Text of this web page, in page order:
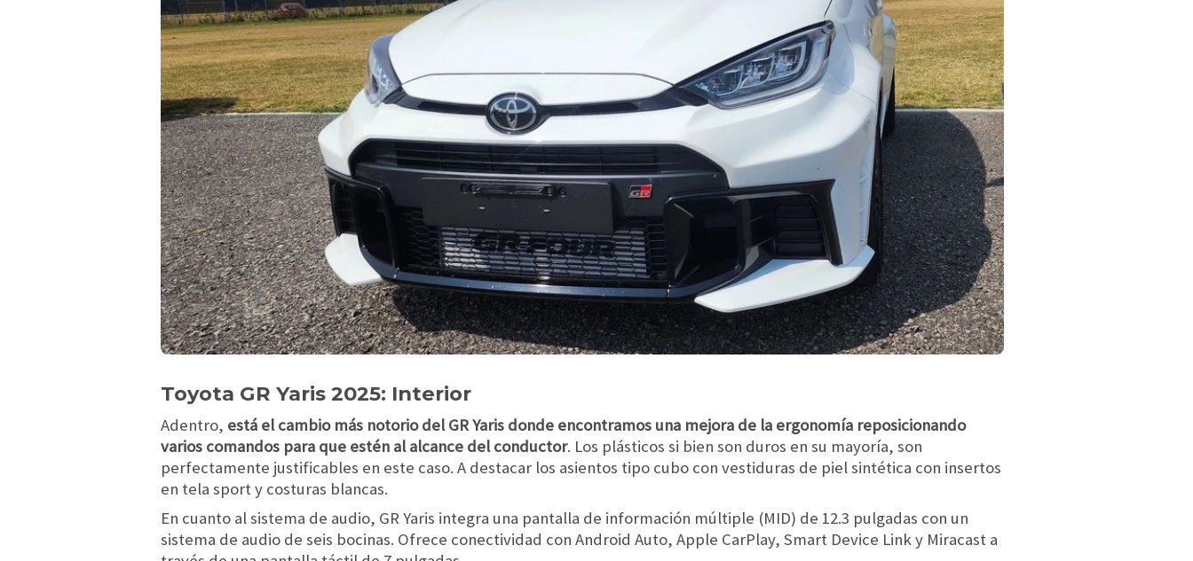
Toyota GR Yaris 2025: Interior
Adentro, está el cambio más notorio del GR Yaris donde encontramos una mejora de la ergonomía reposicionando
varios comandos para que estén al alcance del conductor. Los plásticos si bien son duros en su mayoría, son
perfectamente justificables en este caso. A destacar los asientos tipo cubo con vestiduras de piel sintética con insertos
en tela sport y costuras blancas.
En cuanto al sistema de audio, GR Yaris integra una pantalla de información múltiple (MID) de 12.3 pulgadas con un
sistema de audio de seis bocinas. Ofrece conectividad con Android Auto, Apple CarPlay, Smart Device Link y Miracast a